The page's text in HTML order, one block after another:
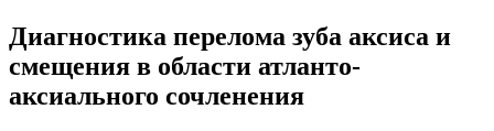
Диагностика перелома зуба аксиса и
смещения в области атланто-
аксиального сочленения